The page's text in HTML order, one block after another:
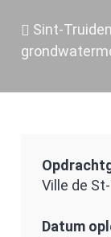
Sint-
Ville de
Datum